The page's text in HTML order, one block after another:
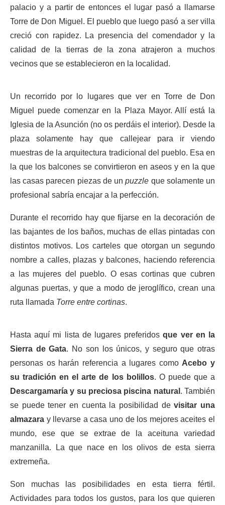
palacio y a partir de entonces el lugar pasó a llamarse
Torre de Don Miguel. El pueblo que luego pasó a ser villa
creció con rapidez. La presencia del comendador y la
calidad de la tierras de la zona atrajeron a muchos
vecinos que se establecieron en la localidad.
Un recorrido por lo lugares que ver en Torre de Don
Miguel puede comenzar en la Plaza Mayor. Allí está la
Iglesia de la Asunción (no os perdáis el interior). Desde la
plaza solamente hay que callejear para ir viendo
muestras de la arquitectura tradicional del pueblo. Esa en
la que los balcones se convirtieron en aseos y en la que
las casas parecen piezas de unpuzzle que solamente un
profesional sabría encajar a la perfección.
Durante el recorrido hay que fijarse en la decoración de
las bajantes de los baños, muchas de ellas pintadas con
distintos motivos. Los carteles que otorgan un segundo
nombre a calles, plazas y balcones, haciendo referencia
a las mujeres del pueblo. O esas cortinas que cubren
algunas puertas, y que a modo de jeroglífico, crean una
ruta llamada Torre entre cortinas.
Hasta aquí mi lista de lugares preferidosque ver en la
Sierra de Gata. No son los únicos, y seguro que otras
personas os harán referencia a lugares como Acebo y
su tradición en el arte de los bolillos. O puede que a
Descargamaría y su preciosa piscina natural . También
se puede tener en cuenta la posibilidad devisitar una
almazara y llevarse a casa uno de los mejores aceites el
mundo, ese que se extrae de la aceituna variedad
manzanilla. La que nace en los olivos de esta sierra
extremeña.
Son muchas las posibilidades en esta tierra fértil.
Actividades para todos los gustos, para los que quieren